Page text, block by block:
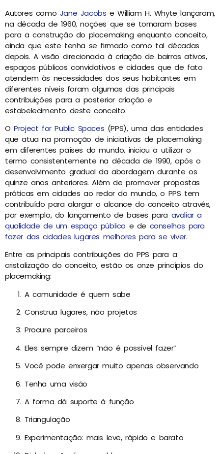
Autores como Jane Jacobs e William H. Whyte lançaram,
na década de 1960, noções que se tornaram bases
para a construção do placemaking enquanto conceito,
ainda que este tenha se firmado como tal décadas
depois. A visão direcionada à criação de bairros ativos,
espaços públicos convidativos e cidades que de fato
atendem às necessidades dos seus habitantes em
diferentes níveis foram algumas das principais
contribuições para a posterior criação e
estabelecimento deste conceito.
OProject for Public Spaces (PPS), uma das entidades
que atua na promoção de iniciativas de placemaking
em diferentes países do mundo, iniciou a utilizar o
termo consistentemente na década de 1990, após o
desenvolvimento gradual da abordagem durante os
quinze anos anteriores. Além de promover propostas
práticas em cidades ao redor do mundo, o PPS tem
contribuído para alargar o alcance do conceito através,
por exemplo, do lançamento de bases para avaliar a
qualidade de um espaço público e de conselhos para
fazer das cidades lugares melhores para se viver.
Entre as principais contribuições do PPS para a
cristalização do conceito, estão os onze princípios do
placemaking:
A comunidade é quem sabe
Construa lugares, não projetos
Procure parceiros
Eles sempre dizem “não é possível fazer”
Você pode enxergar muito apenas observando
Tenha uma visão
A forma dá suporte à função
Triangulação
Experimentação: mais leve, rápido e barato